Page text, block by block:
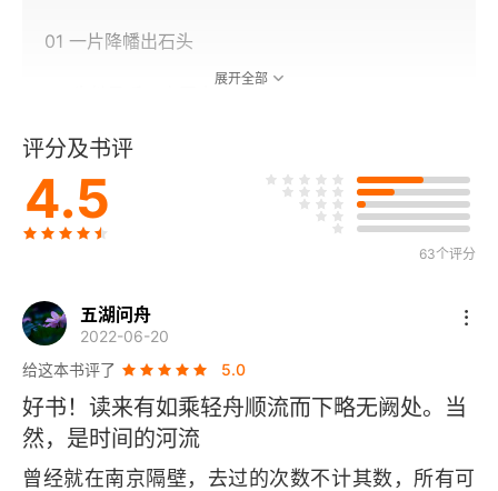
01 一片降幡出石头
03 王与马，共天下
04 新亭对泣
第三章 六朝人物（下）
01 南腔北调
02 魏晋的风度
03 甘露降生，国号曰宋
展开全部
评分及书评
4.5
63个评分
五湖问舟
2022-06-20
给这本书评了
5.0
好书！读来有如乘轻舟顺流而下略无阙处。当
然，是时间的河流
曾经就在南京隔壁，去过的次数不计其数，所有可